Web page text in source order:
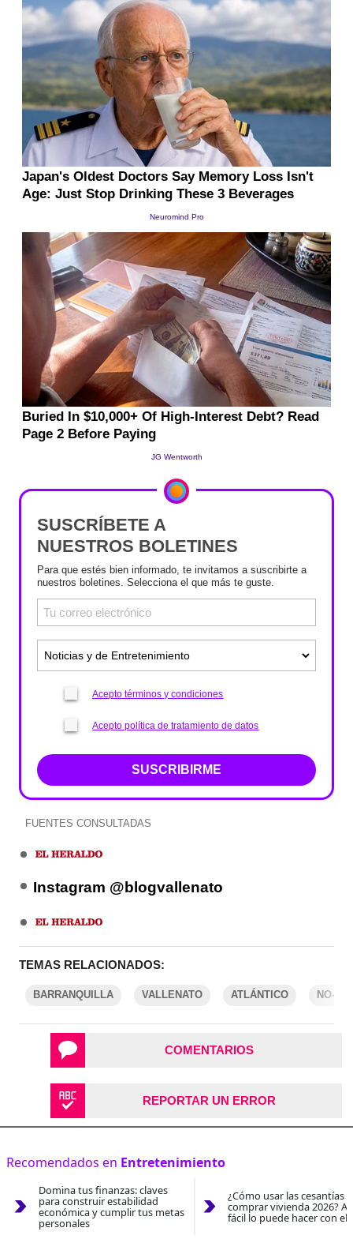
SUSCRÍBETE A
NUESTROS BOLETINES
Para que estés bien informado, te invitamos a suscribirte a
nuestros boletines. Selecciona el que más te guste.
Acepto términos y condiciones
Acepto política de tratamiento de datos
SUSCRIBIRME
FUENTES CONSULTADAS
Instagram @blogvallenato
TEMAS RELACIONADOS:
BARRANQUILLA VALLENATO ATLÁNTICO NO-
COMENTARIOS
REPORTAR UN ERROR
Recomendados en Entretenimiento
Domina tus finanzas: claves
para construir estabilidad
económica y cumplir tus metas
personales
¿Cómo usar las cesantías
comprar vivienda 2026?
fácil lo puede hacer con el